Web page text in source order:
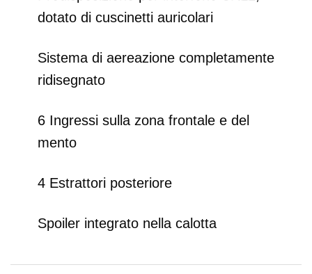
dotato di cuscinetti auricolari
Sistema di aereazione completamente
ridisegnato
6 Ingressi sulla zona frontale e del
mento
4 Estrattori posteriore
Spoiler integrato nella calotta